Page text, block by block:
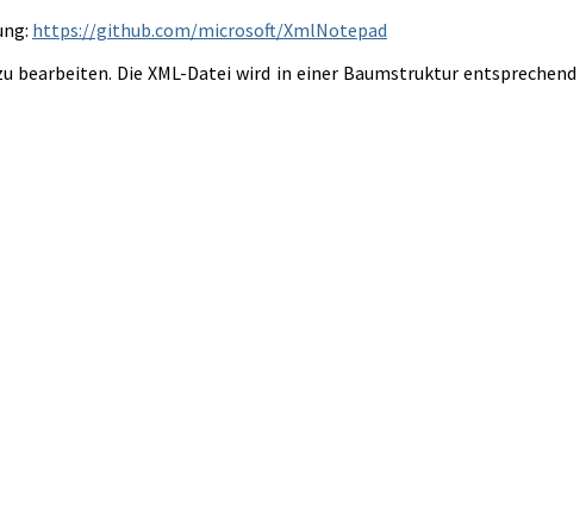
https://github.com/microsoft/XmlNotepad
Die XML-Datei wird in einer Baumstruktur entsprechend